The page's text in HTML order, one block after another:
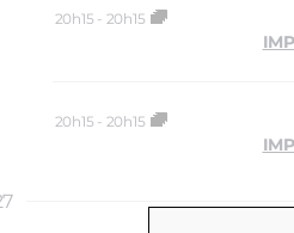
20h15 - 20h15
20h15 - 20h15